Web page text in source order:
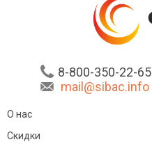
8-800-350-22-65
mail@sibac.info
О нас
Скидки